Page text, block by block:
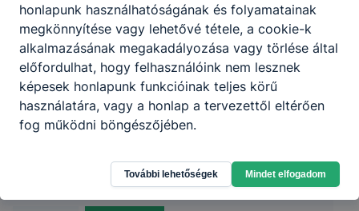
Nyíregyházi SZC Teleki Blanka Szakképző
4450 Tiszalök Ady Endre utca 35.
honlapunk használhatóságának és folyamatainak
megkönnyítése vagy lehetővé tétele, a cookie-k
alkalmazásának megakadályozása vagy törlése által
előfordulhat, hogy felhasználóink nem lesznek
képesek honlapunk funkcióinak teljes körű
használatára, vagy a honlap a tervezettől eltérően
fog működni böngészőjében.
További lehetőségek Mindet elfogadom